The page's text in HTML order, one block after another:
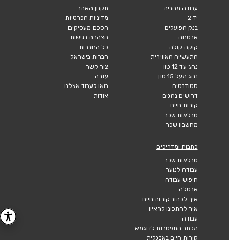
עבודה מהבית
יד 2
בנק הפועלים
אבטחה
קוקה קולה
התעשייה האווירית
נהג עד 12 טון
נהג מעל 15 טון
סטודנטים
דרושים נהגים
קורות חיים
טבלאות שכר
מחשבון שכר
תקנון האתר
מדיניות הפרטיות
הסכם מעסיקים
הצהרת נגישות
כל החברות
חברות בישראל
צור קשר
עזרה
בואו לעבוד אצלנו
אודות
כתבות ומדריכים
טבלאות שכר
עבודה לנוער
חיפוש עבודה
אבטלה
איך לכתוב קורות חיים
איך להתכונן לראיון
עבודה
מכתב התפטרות לדוגמא
קורות חיים באנגלית